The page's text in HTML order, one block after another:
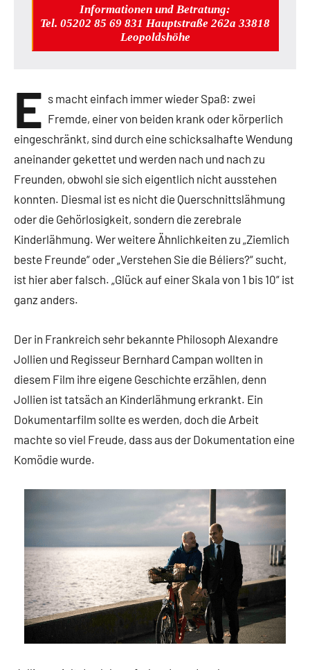
Informationen und Betratung:
Tel. 05202 85 69 831 Hauptstraße 262a 33818
Leopoldshöhe
E s macht einfach immer wieder Spaß: zwei
Fremde, einer von beiden krank oder körperlich
eingeschränkt, sind durch eine schicksalhafte Wendung
aneinander gekettet und werden nach und nach zu
Freunden, obwohl sie sich eigentlich nicht ausstehen
konnten. Diesmal ist es nicht die Querschnittslähmung
oder die Gehörlosigkeit, sondern die zerebrale
Kinderlähmung. Wer weitere Ähnlichkeiten zu „Ziemlich
beste Freunde“ oder „Verstehen Sie die Béliers?“ sucht,
ist hier aber falsch. „Glück auf einer Skala von 1 bis 10“ ist
ganz anders.
Der in Frankreich sehr bekannte Philosoph Alexandre
Jollien und Regisseur Bernhard Campan wollten in
diesem Film ihre eigene Geschichte erzählen, denn
Jollien ist tatsäch an Kinderlähmung erkrankt. Ein
Dokumentarfilm sollte es werden, doch die Arbeit
machte so viel Freude, dass aus der Dokumentation eine
Komödie wurde.